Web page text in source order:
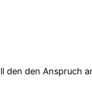
den den Anspruch